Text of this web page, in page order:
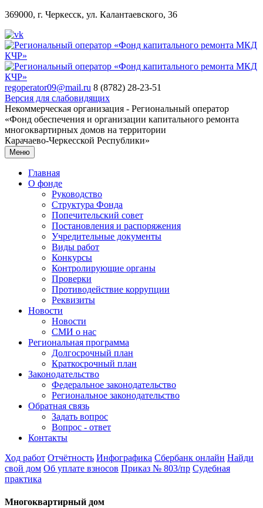
369000, г. Черкесск, ул. Калантаевского, 36
regoperator09@mail.ru 8 (8782) 28-23-51
Версия для слабовидящих
Некоммерческая организация - Региональный оператор
«Фонд обеспечения и организации капитального ремонта
многоквартирных домов на территории
Карачаево-Черкесской Республики»
Меню
Главная
О фонде
Руководство
Структура Фонда
Попечительский совет
Постановления и распоряжения
Учредительные документы
Виды работ
Конкурсы
Контролирующие органы
Проверки
Противодействие коррупции
Реквизиты
Новости
Новости
СМИ о нас
Региональная программа
Долгосрочный план
Краткосрочный план
Законодательство
Федеральное законодательство
Региональное законодательство
Обратная связь
Задать вопрос
Вопрос - ответ
Контакты
Ход работ Отчётность Инфографика Сбербанк онлайн Найди
свой дом Об уплате взносов Приказ № 803/пр Судебная
практика
Многоквартирный дом